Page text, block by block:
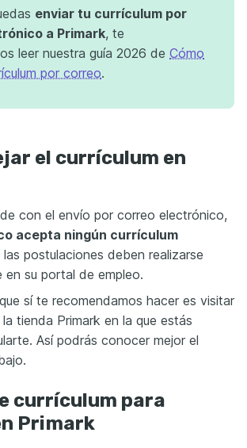
enviar tu currículum por
a Primark, te
leer nuestra guía 2026 de Cómo
por correo.
el currículum en
con el envío por correo electrónico,
acepta ningún currículum
postulaciones deben realizarse
en su portal de empleo.
sí te recomendamos hacer es visitar
tienda Primark en la que estás
Así podrás conocer mejor el
currículum para
Primark